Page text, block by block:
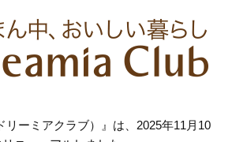
リーミアクラブ）』は、2025年11月10